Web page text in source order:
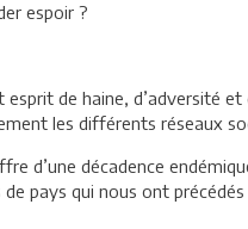
espoir ?
de haine, d’adversité
les différents réseaux
d’une décadence
pays qui nous ont